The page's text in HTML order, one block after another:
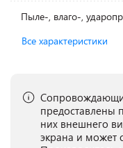
Пыле-, влаго-,
Все характеристики
предоставлены
них внешнего
экрана и может